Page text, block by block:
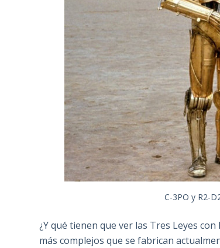
C-3PO y R2-
¿Y qué tienen que ver las Tres Leyes
más complejos que se fabrican